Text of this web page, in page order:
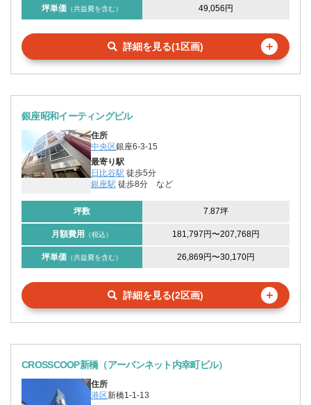
坪単価 （共益費を含む） 49,056円
詳細を見る(1区画) ＋
銀座昭和イーティングビル
住所
中央区銀座6-3-15
最寄り駅
日比谷駅 徒歩5分
銀座駅 徒歩8分 など
坪数 7.87坪
月額費用 （税込） 181,797円〜207,768円
坪単価 （共益費を含む） 26,869円〜30,170円
詳細を見る(2区画) ＋
CROSSCOOP新橋（アーバンネット内幸町ビル）
住所
港区新橋1-1-13